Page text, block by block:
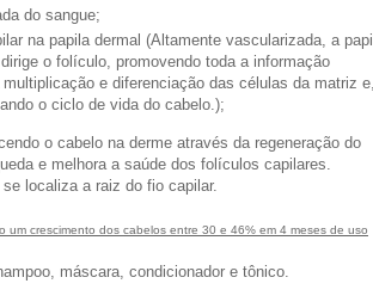
do sangue;
na papila dermal (Altamente vascularizada, a
o folículo, promovendo toda a informação
e diferenciação das células da matriz e,
o ciclo de vida do cabelo.);
o cabelo na derme através da regeneração do
e melhora a saúde dos folículos capilares.
localiza a raiz do fio capilar.
um crescimento dos cabelos entre 30 e 46% em 4 meses de uso
máscara, condicionador e tônico.